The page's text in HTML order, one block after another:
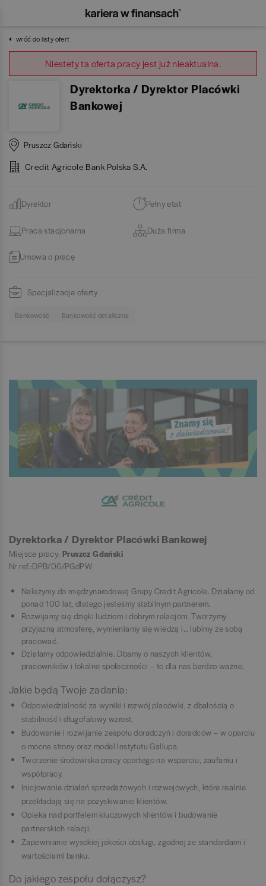
wróć do listy ofert
Niestety ta oferta pracy jest już nieaktualna.
Dyrektorka / Dyrektor Placówki
Bankowej
Pruszcz Gdański
Credit Agricole Bank Polska S.A.
Dyrektor Pełny etat
Praca stacjonarna Duża firma
Umowa o pracę
Specjalizacje oferty
Bankowość Bankowość detaliczna
Dyrektorka / Dyrektor Placówki Bankowej
Miejsce pracy: Pruszcz Gdański
Nr ref.:DPB/06/PGdPW
Należymy do międzynarodowej Grupy Credit Agricole. Działamy od
ponad 100 lat, dlatego jesteśmy stabilnym partnerem.
Rozwijamy się dzięki ludziom i dobrym relacjom. Tworzymy
przyjazną atmosferę, wymieniamy się wiedzą i… lubimy ze sobą
pracować.
Działamy odpowiedzialnie. Dbamy o naszych klientów,
pracowników i lokalne społeczności – to dla nas bardzo ważne.
Jakie będą Twoje zadania:
Odpowiedzialność za wyniki i rozwój placówki, z dbałością o
stabilność i długofalowy wzrost.
Budowanie i rozwijanie zespołu doradczyń i doradców – w oparciu
o mocne strony oraz model Instytutu Gallupa.
Tworzenie środowiska pracy opartego na wsparciu, zaufaniu i
współpracy.
Inicjowanie działań sprzedażowych i rozwojowych, które realnie
przekładają się na pozyskiwanie klientów.
Opieka nad portfelem kluczowych klientów i budowanie
partnerskich relacji.
Zapewnianie wysokiej jakości obsługi, zgodnej ze standardami i
wartościami banku.
Do jakiego zespołu dołączysz?